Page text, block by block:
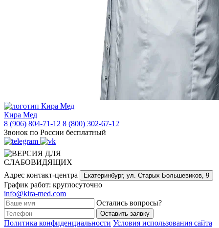
Кира Мед
8 (906) 804-71-12 8 (800) 302-67-12
Звонок по России бесплатный
Адрес контакт-центра Екатеринбург, ул. Старых Большевиков, 9
График работ: круглосуточно
info@kira-med.com
Остались вопросы?
Оставить заявку
Политика конфиденциальности Условия использования сайта